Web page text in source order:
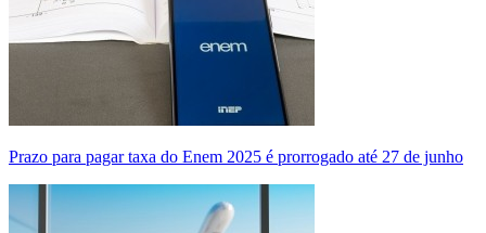
Prazo para pagar taxa do Enem 2025 é prorrogado até 27 de junho